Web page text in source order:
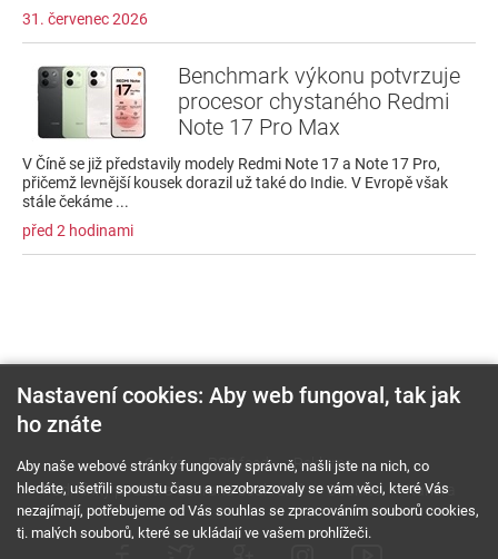
31. červenec 2026
Benchmark výkonu potvrzuje
procesor chystaného Redmi
Note 17 Pro Max
V Číně se již představily modely Redmi Note 17 a Note 17 Pro,
přičemž levnější kousek dorazil už také do Indie. V Evropě však
stále čekáme ...
před 2 hodinami
O nás RSS feed
Reklama
Podmínky použití a ochrana soukromí
Cookies Kariéra
Nastavení cookies: Aby web fungoval, tak jak
ho znáte
Aby naše webové stránky fungovaly správně, našli jste na nich, co
hledáte, ušetřili spoustu času a nezobrazovaly se vám věci, které Vás
nezajímají, potřebujeme od Vás souhlas se zpracováním souborů cookies,
tj. malých souborů, které se ukládají ve vašem prohlížeči.